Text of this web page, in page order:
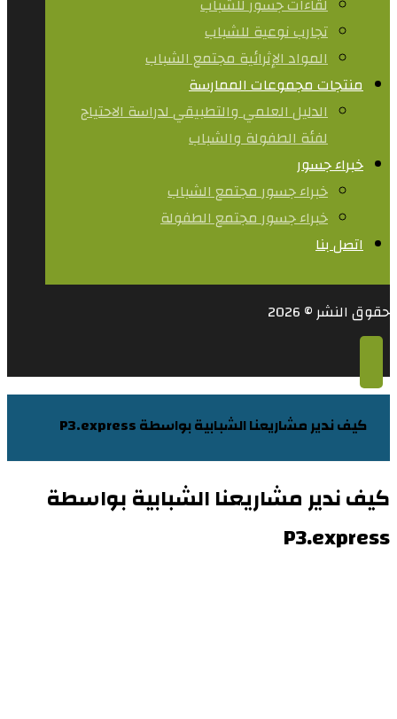
لقاءات جسور للشباب
تجارب نوعية للشباب​
المواد الإثرائية مجتمع الشباب
منتجات مجموعات الممارسة
الدليل العلمي والتطبيقي لدراسة الاحتياج
لفئة الطفولة والشباب
خبراء جسور
خبراء جسور مجتمع الشباب
خبراء جسور مجتمع الطفولة
اتصل بنا
حقوق النشر © 2026
كيف ندير مشاريعنا الشبابية بواسطة P3.express
كيف ندير مشاريعنا الشبابية بواسطة
P3.express